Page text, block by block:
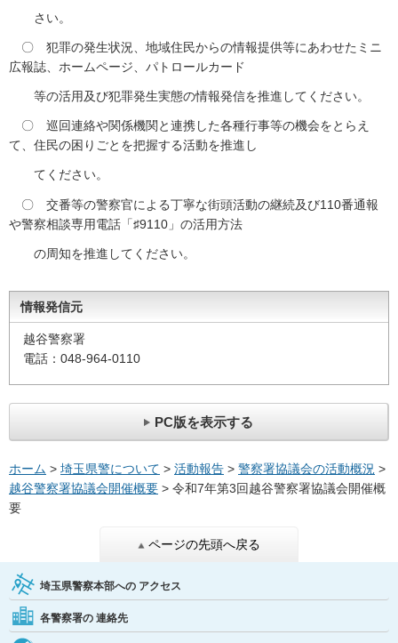
さい。
〇 犯罪の発生状況、地域住民からの情報提供等にあわせたミニ
広報誌、ホームページ、パトロールカード
等の活用及び犯罪発生実態の情報発信を推進してください。
〇 巡回連絡や関係機関と連携した各種行事等の機会をとらえ
て、住民の困りごとを把握する活動を推進し
てください。
〇 交番等の警察官による丁寧な街頭活動の継続及び110番通報
や警察相談専用電話「♯9110」の活用方法
の周知を推進してください。
情報発信元
越谷警察署
電話：048-964-0110
PC版を表示する
ホーム > 埼玉県警について > 活動報告 > 警察署協議会の活動概況 >
越谷警察署協議会開催概要 > 令和7年第3回越谷警察署協議会開催概
要
ページの先頭へ戻る
埼玉県警察本部への アクセス
各警察署の 連絡先